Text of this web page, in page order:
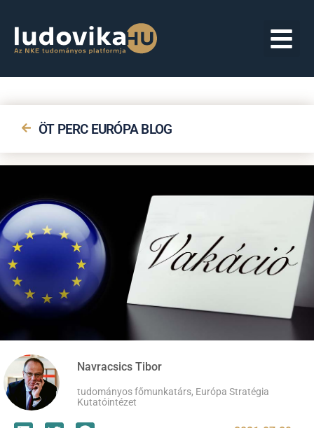
ÖT PERC EURÓPA BLOG
Navracsics Tibor
tudományos főmunkatárs, Európa Stratégia
Kutatóintézet